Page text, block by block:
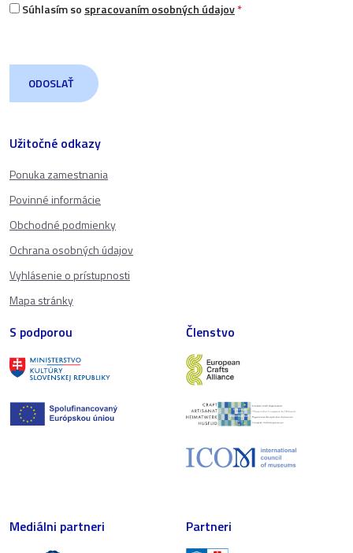
Užitočné odkazy
Ponuka zamestnania
Povinné informácie
Obchodné podmienky
Ochrana osobných údajov
Vyhlásenie o prístupnosti
Mapa stránky
Súhlasím so spracovaním osobných údajov*
S podporou Členstvo
Mediálni partneri Partneri